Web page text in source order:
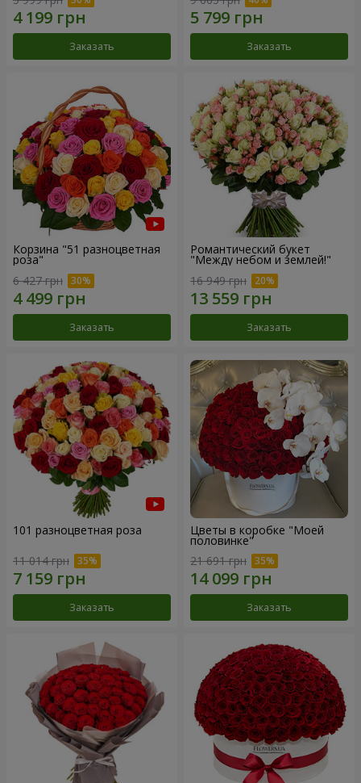
Заказать Заказать
Корзина "51 разноцветная
роза"
6 427 грн
Заказать
Романтический букет
"Между небом и землей!"
16 949 грн
Заказать
101 разноцветная роза
11 014 грн
Заказать
Цветы в коробке "Моей
половинке"
21 691 грн
Заказать